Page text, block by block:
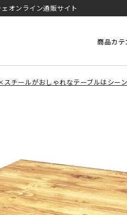
オンライン通販サイト
商品カテ
チールがおしゃれなテーブルはシー